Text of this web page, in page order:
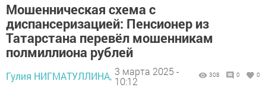
Мошенническая схема с
диспансеризацией: Пенсионер из
Татарстана перевёл мошенникам
полмиллиона рублей
Гулия НИГМАТУЛЛИНА, 3 марта 2025 -
10:12
308 0 0